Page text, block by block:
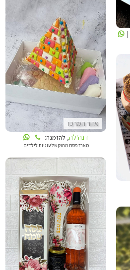
|
אזור המרכז
דנה'לה
דנה'לה, להזמנה: |
מארז פסח מתוק של עוגיות לילדים
מיטל אזולאי